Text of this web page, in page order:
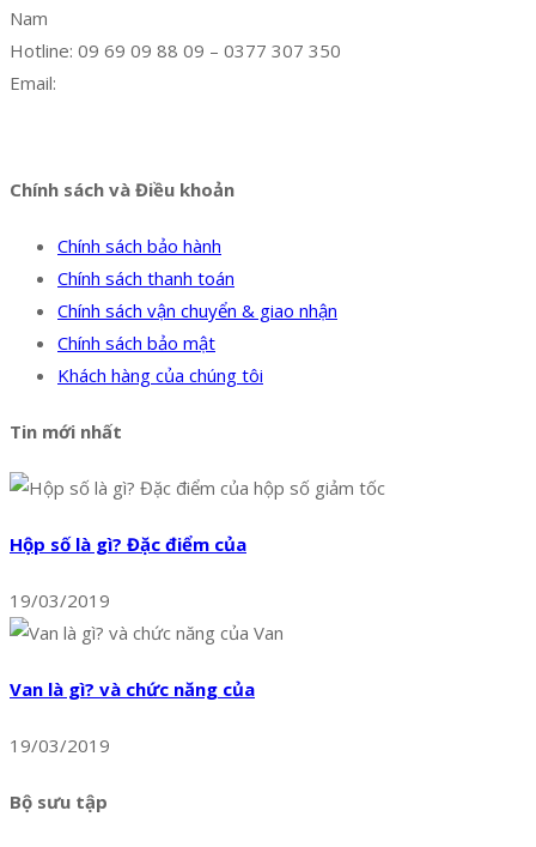
Nam
Hotline: 09 69 09 88 09 – 0377 307 350
Email:
Chính sách và Điều khoản
Chính sách bảo hành
Chính sách thanh toán
Chính sách vận chuyển & giao nhận
Chính sách bảo mật
Khách hàng của chúng tôi
Tin mới nhất
Hộp số là gì? Đặc điểm của
19/03/2019
Van là gì? và chức năng của
19/03/2019
Bộ sưu tập